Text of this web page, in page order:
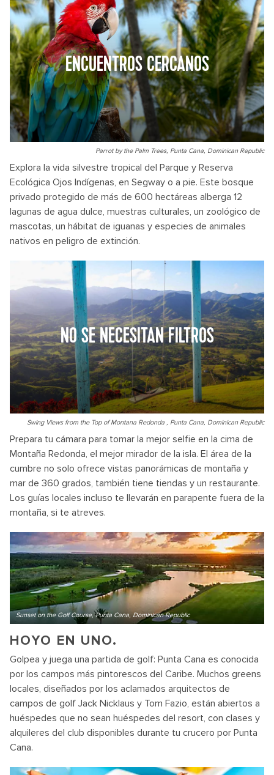
ENCUENTROS CERCANOS
Parrot by the Palm Trees, Punta Cana, Dominican Republic
Explora la vida silvestre tropical del Parque y Reserva
Ecológica Ojos Indígenas, en Segway o a pie. Este bosque
privado protegido de más de 600 hectáreas alberga 12
lagunas de agua dulce, muestras culturales, un zoológico de
mascotas, un hábitat de iguanas y especies de animales
nativos en peligro de extinción.
NO SE NECESITAN FILTROS
Swing Views from the Top of Montana Redonda , Punta Cana, Dominican Republic
Prepara tu cámara para tomar la mejor selfie en la cima de
Montaña Redonda, el mejor mirador de la isla. El área de la
cumbre no solo ofrece vistas panorámicas de montaña y
mar de 360 grados, también tiene tiendas y un restaurante.
Los guías locales incluso te llevarán en parapente fuera de la
montaña, si te atreves.
Sunset on the Golf Course, Punta Cana, Dominican Republic
HOYO EN UNO.
Golpea y juega una partida de golf: Punta Cana es conocida
por los campos más pintorescos del Caribe. Muchos greens
locales, diseñados por los aclamados arquitectos de
campos de golf Jack Nicklaus y Tom Fazio, están abiertos a
huéspedes que no sean huéspedes del resort, con clases y
alquileres del club disponibles durante tu crucero por Punta
Cana.